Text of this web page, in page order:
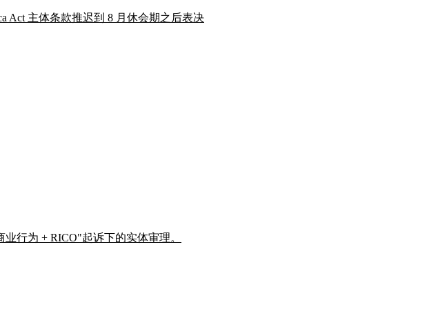
Act 主体条款推迟到 8 月休会期之后表决
行为 + RICO"起诉下的实体审理。